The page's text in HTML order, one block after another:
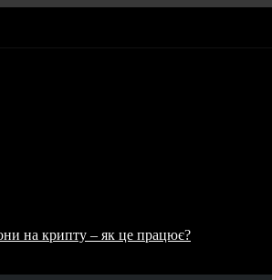
на крипту – як це працює?